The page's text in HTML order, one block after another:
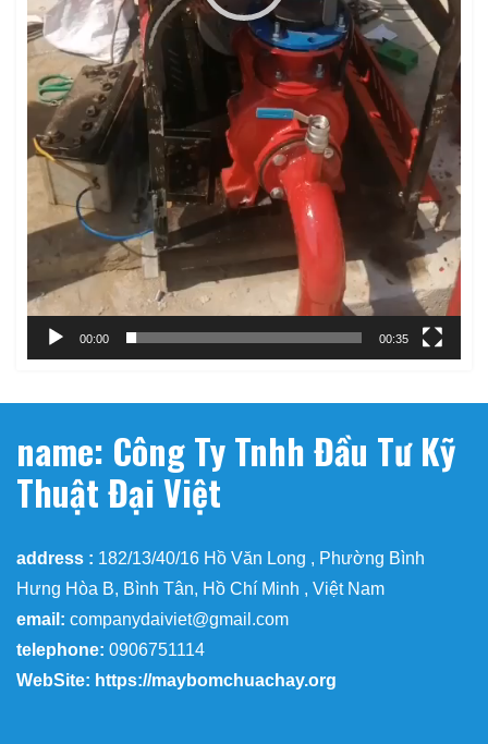
00:00 00:35
name: Công Ty Tnhh Đầu Tư Kỹ
Thuật Đại Việt
address : 182/13/40/16 Hồ Văn Long , Phường Bình
Hưng Hòa B, Bình Tân, Hồ Chí Minh , Việt Nam
email: companydaiviet@gmail.com
telephone: 0906751114
WebSite: https://maybomchuachay.org